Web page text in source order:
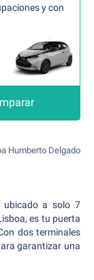
y con
Humberto Delgado
ubicado a solo 7
es tu puerta
dos terminales
garantizar una